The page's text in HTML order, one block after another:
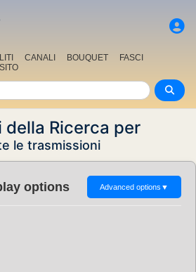
CANALI BOUQUET
FASCI
della Ricerca per
le trasmissioni
options Advanced options ▼